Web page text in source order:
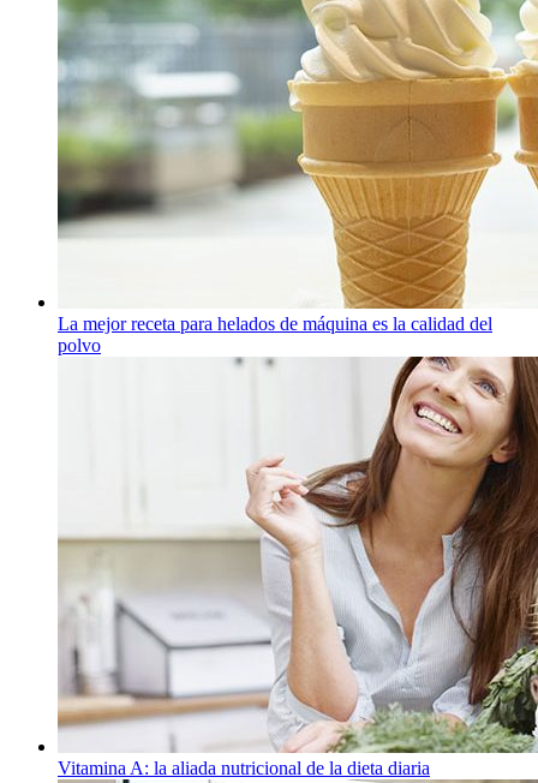
La mejor receta para helados de máquina es la calidad del
polvo
Vitamina A: la aliada nutricional de la dieta diaria